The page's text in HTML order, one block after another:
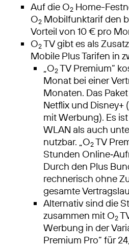
Auf die O2 Home-
O2 Mobilfunktarif den
Vorteil von 10 € pro
O2TV gibt es als
Mobile Plus Tarifen in
„O2TV Premium“
Monat bei einer
Monaten. Das
Netflix und Disney+
mit Werbung). Es
WLAN als auch
nutzbar. „O2TV
Stunden
Durch den Plus
rechnerisch ohne
gesamte
Alternativ sind die
zusammen mit O2
Werbung in der
Premium Pro“ für